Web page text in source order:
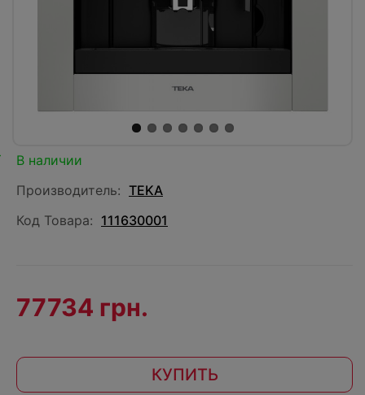
В наличии
Производитель: TEKA
Код Товара: 111630001
77734 грн.
КУПИТЬ